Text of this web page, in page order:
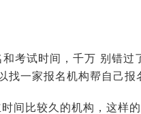
考试时间，千万 别错过
一家报名机构帮自己报
间比较久的机构，这样的